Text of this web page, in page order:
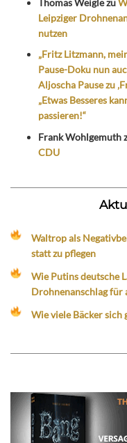
Leipziger
nutzen
„Fritz Litzmann,
Pause-Doku nun
Aljoscha Pause zu
„Etwas Besseres
passieren!“
Frank Wohlgemuth
CDU
Waltrop als
statt zu pflegen
Wie Putins deutsche
Drohnenanschlag für
Wie viele Bäcker sich